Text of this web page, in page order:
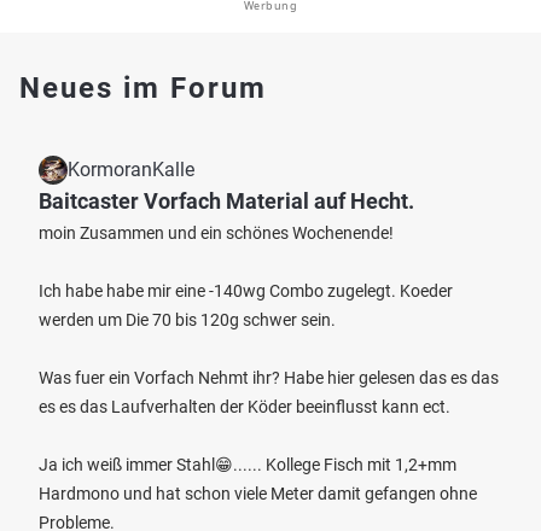
Werbung
Neues im Forum
KormoranKalle
Baitcaster Vorfach Material auf Hecht.
moin Zusammen und ein schönes Wochenende!
Ich habe habe mir eine -140wg Combo zugelegt. Koeder
werden um Die 70 bis 120g schwer sein.
Was fuer ein Vorfach Nehmt ihr? Habe hier gelesen das es das
es es das Laufverhalten der Köder beeinflusst kann ect.
Ja ich weiß immer Stahl😁...... Kollege Fisch mit 1,2+mm
Hardmono und hat schon viele Meter damit gefangen ohne
Probleme.